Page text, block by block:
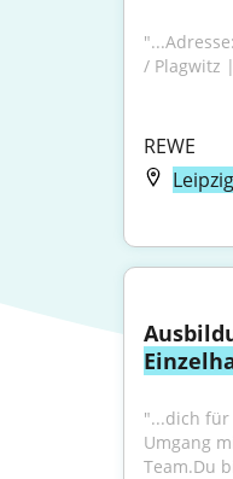
/ Plagwitz
REWE
Leipzig
"...dich für
Umgang
Team.Du